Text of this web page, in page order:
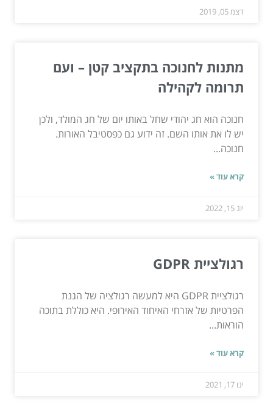
דצמ 05, 2019
מתנות לחנוכה בתקציב קטן – ועם
תרומה לקהילה
חנוכה הוא חג יהודי שחל באותו יום של חג המולד, ולכן
יש לו את אותו השם. זה ידוע גם כפסטיבל האורות.
חנוכה...
קרא עוד »
יונ 15, 2022
רגולציית GDPR
רגולציית GDPR היא למעשה רגולציה של הגנת
הפרטיות של אזרחי האיחוד האירופי. היא כוללת בתוכה
הוראות...
קרא עוד »
ינו 17, 2021